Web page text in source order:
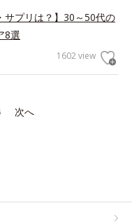
サプリは？】30～50代の
8選
1602 view
次へ